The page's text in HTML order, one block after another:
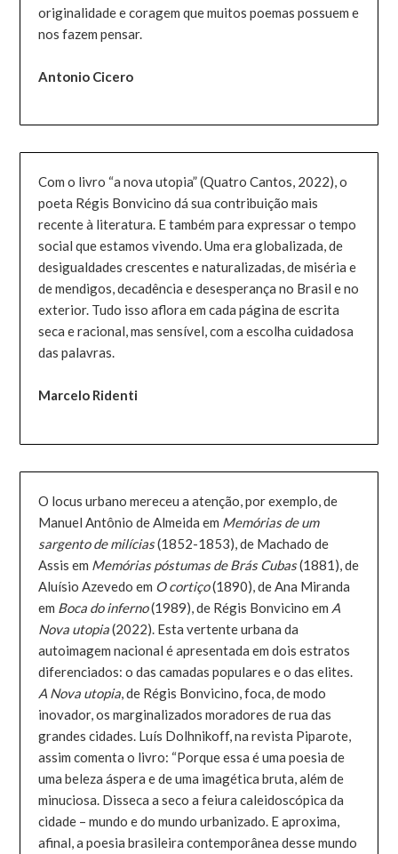
originalidade e coragem que muitos poemas possuem e
nos fazem pensar.
Antonio Cicero
Com o livro “a nova utopia” (Quatro Cantos, 2022), o
poeta Régis Bonvicino dá sua contribuição mais
recente à literatura. E também para expressar o tempo
social que estamos vivendo. Uma era globalizada, de
desigualdades crescentes e naturalizadas, de miséria e
de mendigos, decadência e desesperança no Brasil e no
exterior. Tudo isso aflora em cada página de escrita
seca e racional, mas sensível, com a escolha cuidadosa
das palavras.
Marcelo Ridenti
O locus urbano mereceu a atenção, por exemplo, de
Manuel Antônio de Almeida em Memórias de um
sargento de milícias(1852-1853), de Machado de
Assis em Memórias póstumas de Brás Cubas(1881), de
Aluísio Azevedo em O cortiço(1890), de Ana Miranda
em Boca do inferno(1989), de Régis Bonvicino em A
Nova utopia(2022). Esta vertente urbana da
autoimagem nacional é apresentada em dois estratos
diferenciados: o das camadas populares e o das elites.
A Nova utopia, de Régis Bonvicino, foca, de modo
inovador, os marginalizados moradores de rua das
grandes cidades. Luís Dolhnikoff, na revista Piparote,
assim comenta o livro: “Porque essa é uma poesia de
uma beleza áspera e de uma imagética bruta, além de
minuciosa. Disseca a seco a feiura caleidoscópica da
cidade – mundo e do mundo urbanizado. E aproxima,
afinal, a poesia brasileira contemporânea desse mundo